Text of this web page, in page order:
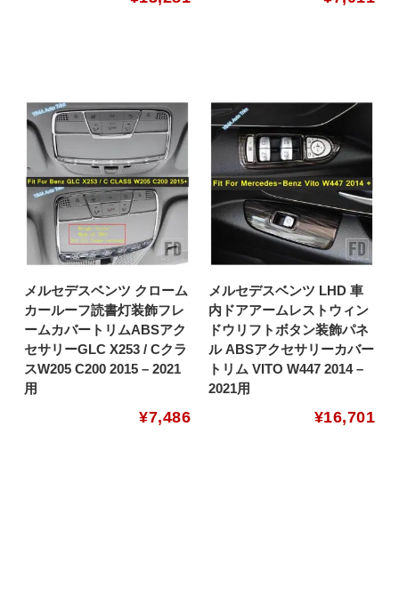
メルセデスベンツ クローム
カールーフ読書灯装飾フレ
ームカバートリムABSアク
セサリーGLC X253 / Cクラ
スW205 C200 2015 – 2021
用
¥7,486
メルセデスベンツ LHD 車
内ドアアームレストウィン
ドウリフトボタン装飾パネ
ル ABSアクセサリーカバー
トリム VITO W447 2014 –
2021用
¥16,701